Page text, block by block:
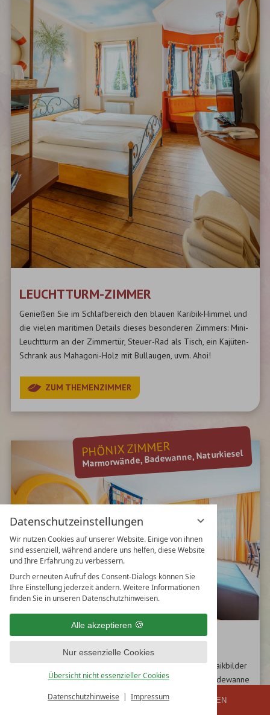
Datenschutzeinstellungen
Wir nutzen Cookies auf unserer Website. Einige von ihnen
sind essenziell, während andere uns helfen, diese Website
und Ihre Erfahrung zu verbessern.
Durch erneuten Aufruf des Consent-Dialogs können Sie
Ihre Einstellung jederzeit ändern. Weitere Informationen
finden Sie in unseren Datenschutzhinweisen.
Alle akzeptieren
Nur essenzielle Cookies
Übersicht nicht essenzieller Cookies
Datenschutzhinweise Impressum BUCHEN
ANFRAGEN
GUTSCHEIN
LEUCHTTURM-ZIMMER
Genießen Sie im Schlafbereich den blauen Karibik-Himmel und
die vielen maritimen Details dieses besonderen Zimmers: Mini-
Leuchtturm an der Zimmertür, Steuer-Rad als Tisch, ein Kajüten-
Schrank aus Mahagoni-Holz mit Bullaugen, uvm. Ahoi!
ZUM THEMENZIMMER
PHÖNIX ZIMMER
Marmorwände, Badewanne, Naturkiesel
PHÖNIX ZIMMER
In diesem Zimmer gibt es viele kleine und große Mosaikbilder
zum Entdecken. Entspannen Sie in der großzügigen Badewanne
und bewundern Sie das aufwendig gestaltete Magmaglas. Die